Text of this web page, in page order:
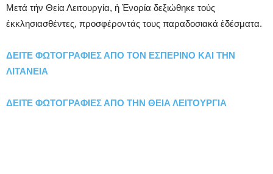
Μετά τήν Θεία Λειτουργία, ἡ Ἐνορία δεξιώθηκε τούς
ἐκκλησιασθέντες, προσφέροντάς τους παραδοσιακά ἐδέσματα.
ΔΕΙΤΕ ΦΩΤΟΓΡΑΦΙΕΣ ΑΠΟ ΤΟΝ ΕΣΠΕΡΙΝΟ ΚΑΙ ΤΗΝ
ΛΙΤΑΝΕΙΑ
ΔΕΙΤΕ ΦΩΤΟΓΡΑΦΙΕΣ ΑΠΟ ΤΗΝ ΘΕΙΑ ΛΕΙΤΟΥΡΓΙΑ